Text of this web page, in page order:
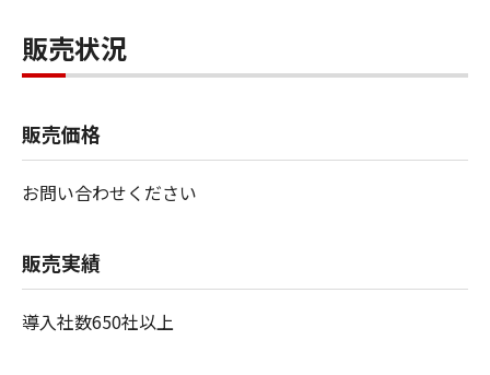
販売状況
販売価格
お問い合わせください
販売実績
導入社数650社以上